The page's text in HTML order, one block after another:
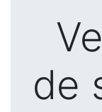
de